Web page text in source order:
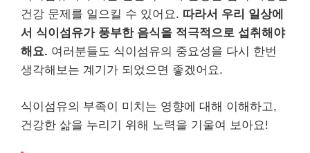
건강 문제를 일으킬 수 있어요. 따라서 우리 일상에
서 식이섬유가 풍부한 음식을 적극적으로 섭취해야
해요. 여러분들도 식이섬유의 중요성을 다시 한번
생각해보는 계기가 되었으면 좋겠어요.
식이섬유의 부족이 미치는 영향에 대해 이해하고,
건강한 삶을 누리기 위해 노력을 기울여 보아요!